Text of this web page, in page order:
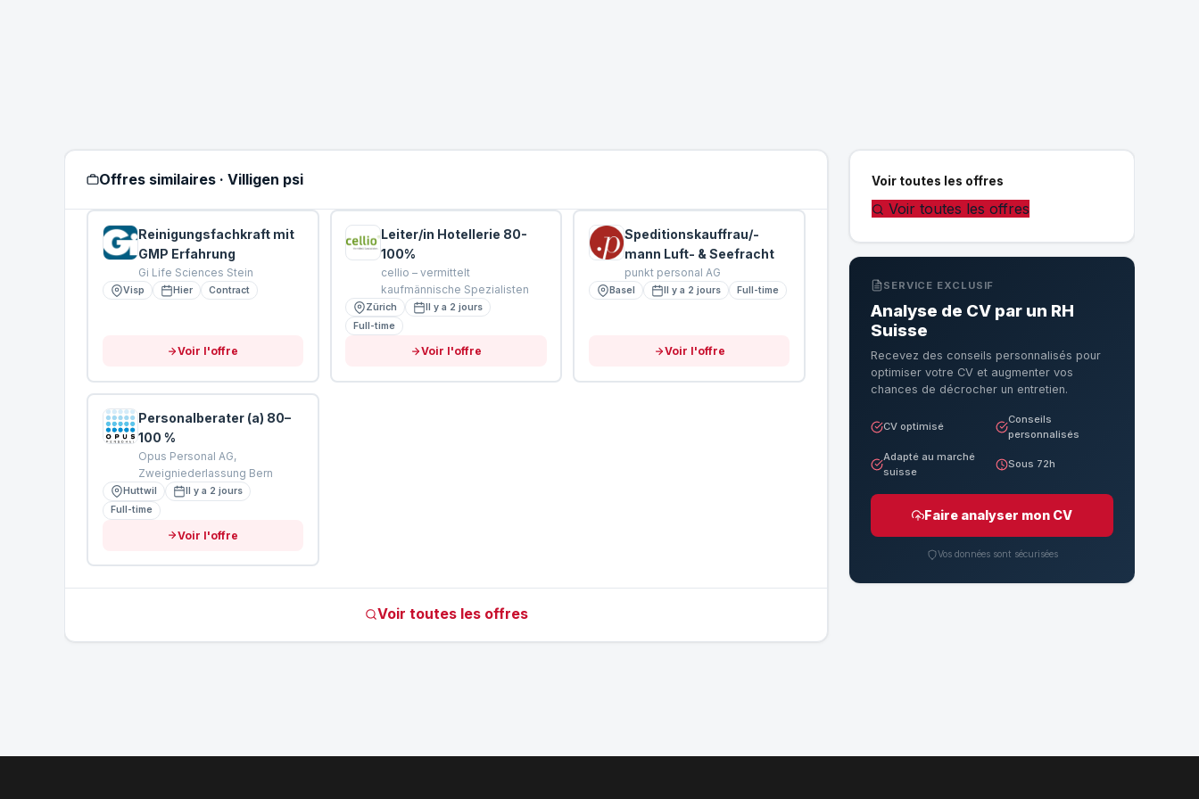
Offres similaires · Villigen psi
Reinigungsfachkraft mit
GMP Erfahrung
Gi Life Sciences Stein
Visp Hier Contract
Voir l'offre
Leiter/in Hotellerie 80-
100%
cellio – vermittelt
kaufmännische Spezialisten
Zürich
Il y a 2 jours
Full-time
Voir l'offre
Speditionskauffrau/-
mann Luft- & Seefracht
punkt personal AG
Basel Il y a 2 jours Full-time
Voir l'offre
Personalberater (a) 80–
100 %
Opus Personal AG,
Zweigniederlassung Bern
Huttwil
Il y a 2 jours
Full-time
Voir l'offre
Voir toutes les offres
Voir toutes les offres
Voir toutes les offres
SERVICE EXCLUSIF
Analyse de CV par un RH
Suisse
Recevez des conseils personnalisés pour
optimiser votre CV et augmenter vos
chances de décrocher un entretien.
CV optimisé
Conseils
personnalisés
Adapté au marché
suisse
Sous 72h
Faire analyser mon CV
Vos données sont sécurisées